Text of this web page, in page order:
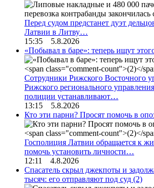
Перед судом предстанет дуэт
Латвии в Литву…
15:35 5.8.2026
«Побывал в баре»: теперь ищут
Сотрудники Рижского Восточного
Рижского регионального
полиции устанавливают…
13:15 5.8.2026
Кто эти парни? Просят помочь в
Госполиция Латвии обращается к
помочь установить личности…
12:11 4.8.2026
Спасатель скрыл джекпоты и
тысяч: его отправляют под суд (2)